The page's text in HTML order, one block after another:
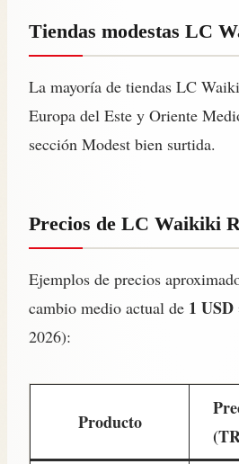
Tiendas modestas LC
La mayoría de tiendas LC
Europa del Este y Oriente
sección Modest bien surtida.
Precios de LC Waikiki
Ejemplos de precios
cambio medio actual de 1
2026):
Producto